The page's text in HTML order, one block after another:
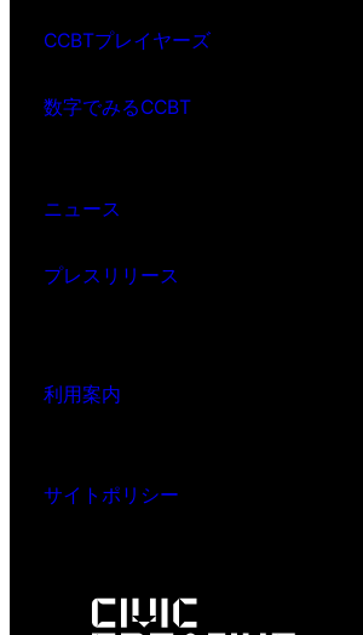
CCBTプレイヤーズ
数字でみるCCBT
ニュース
プレスリリース
利用案内
サイトポリシー